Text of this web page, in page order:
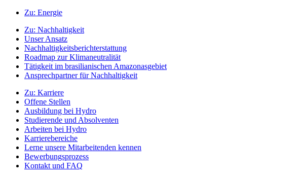
Zu: Energie
Zu: Nachhaltigkeit
Unser Ansatz
Nachhaltigkeitsberichterstattung
Roadmap zur Klimaneutralität
Tätigkeit im brasilianischen Amazonasgebiet
Ansprechpartner für Nachhaltigkeit
Zu: Karriere
Offene Stellen
Ausbildung bei Hydro
Studierende und Absolventen
Arbeiten bei Hydro
Karrierebereiche
Lerne unsere Mitarbeitenden kennen
Bewerbungsprozess
Kontakt und FAQ